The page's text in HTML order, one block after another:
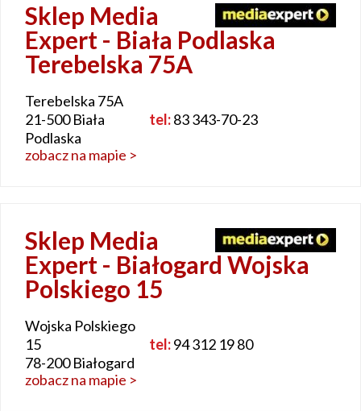
Sklep Media
Expert - Biała Podlaska
Terebelska 75A
Terebelska 75A
21-500 Biała
Podlaska
tel:83 343-70-23
zobacz na mapie >
Sklep Media
Expert - Białogard Wojska
Polskiego 15
Wojska Polskiego
15
78-200 Białogard
tel:94 312 19 80
zobacz na mapie >